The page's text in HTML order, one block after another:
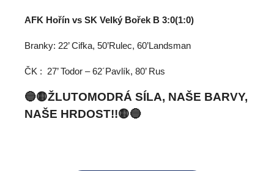
AFK Hořín vs SK Velký Bořek B 3:0(1:0)
Branky: 22’ Cifka, 50’Rulec, 60’Landsman
ČK : 27’ Todor – 62´Pavlík, 80’ Rus
🔵🟡ŽLUTOMODRÁ SÍLA, NAŠE BARVY,
NAŠE HRDOST!!🟡🔵